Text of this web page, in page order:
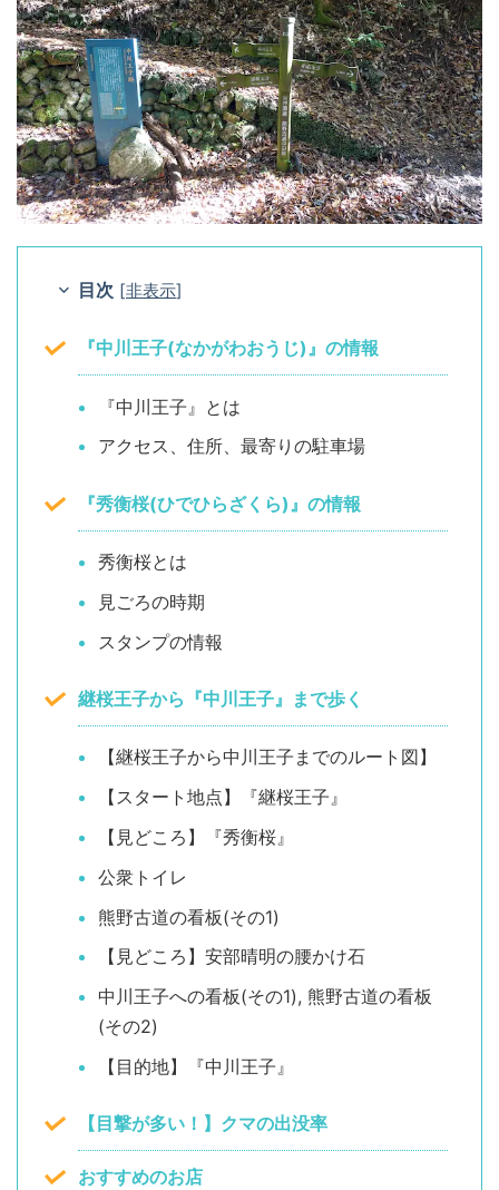
目次 [非表示]
『中川王子(なかがわおうじ)』の情報
『中川王子』とは
アクセス、住所、最寄りの駐車場
『秀衡桜(ひでひらざくら)』の情報
秀衡桜とは
見ごろの時期
スタンプの情報
継桜王子から『中川王子』まで歩く
【継桜王子から中川王子までのルート図】
【スタート地点】『継桜王子』
【見どころ】『秀衡桜』
公衆トイレ
熊野古道の看板(その1)
【見どころ】安部晴明の腰かけ石
中川王子への看板(その1), 熊野古道の看板
(その2)
【目的地】『中川王子』
【目撃が多い！】クマの出没率
おすすめのお店